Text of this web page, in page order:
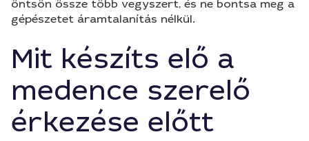
öntsön össze több vegyszert, és ne bontsa meg a
gépészetet áramtalanítás nélkül.
Mit készíts elő a
medence szerelő
érkezése előtt